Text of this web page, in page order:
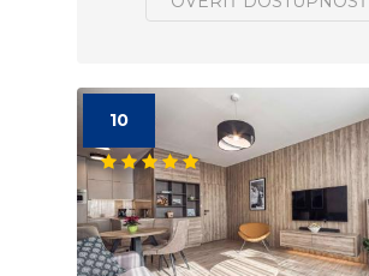
10